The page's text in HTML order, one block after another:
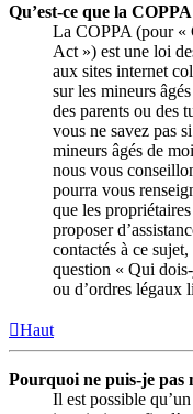
Qu’est-ce que la
La COPPA (pour «
Act ») est une loi
aux sites internet
sur les mineurs
des parents ou des
vous ne savez pas
mineurs âgés de
nous vous
pourra vous
que les
proposer
contactés à ce
question « Qui
ou d’ordres légaux
Haut
Pourquoi ne puis-je pas
Il est possible